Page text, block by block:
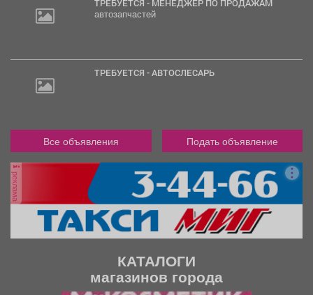
ТРЕБУЕТСЯ - МЕНЕДЖЕР ПО ПРОДАЖАМ
автозапчастей
ТРЕБУЕТСЯ - АВТОСЛЕСАРЬ
Все объявления Подать объявление
реклама
КАТАЛОГИ
магазинов города